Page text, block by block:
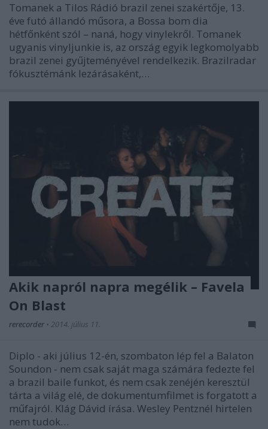
Tomanek a Tilos Rádió brazil zenei szakértője, 13.
éve futó állandó műsora, a Bossa bom dia
hétfőnként szól – naná, hogy vinylekről. Tomanek
ugyanis vinyljunkie is, az ország egyik legkomolyabb
brazil zenei gyűjteményével rendelkezik. Brazilradar
fókusztémánk lezárásaként,…
Akik napról napra megélik – Favela
On Blast
rerecorder • 2014. július 11.
Diplo - aki július 12-én, szombaton lép fel a Balaton
Soundon - nem csak saját maga számára fedezte fel
a brazil baile funkot, és nem csak zenéjén keresztül
tárta a világ elé, de dokumentumfilmet is forgatott a
műfajról. Klág Dávid írása. Wesley Pentznél hirtelen
nem tudok…